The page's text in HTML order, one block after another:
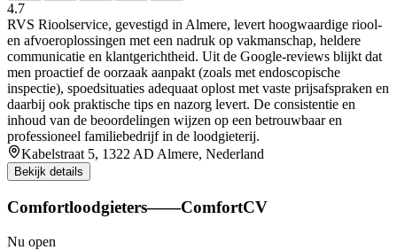
4.7
RVS Rioolservice, gevestigd in Almere, levert hoogwaardige riool-
en afvoeroplossingen met een nadruk op vakmanschap, heldere
communicatie en klantgerichtheid. Uit de Google‑reviews blijkt dat
men proactief de oorzaak aanpakt (zoals met endoscopische
inspectie), spoedsituaties adequaat oplost met vaste prijsafspraken en
daarbij ook praktische tips en nazorg levert. De consistentie en
inhoud van de beoordelingen wijzen op een betrouwbaar en
professioneel familiebedrijf in de loodgieterij.
Kabelstraat 5, 1322 AD Almere, Nederland
Bekijk details
Comfortloodgieters——ComfortCV
Nu open